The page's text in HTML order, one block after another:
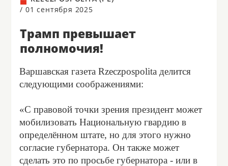
/ 01 сентября 2025
Трамп превышает
полномочия!
Варшавская газета Rzeczpospolita делится
следующими соображениями:
«С правовой точки зрения президент может
мобилизовать Национальную гвардию в
определённом штате, но для этого нужно
согласие губернатора. Он также может
сделать это по просьбе губернатора - или в